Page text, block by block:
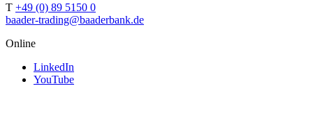
T +49 (0) 89 5150 0
baader-trading@baaderbank.de
Online
LinkedIn
YouTube